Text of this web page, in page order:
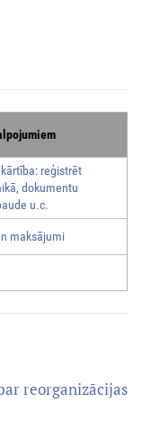
reģistrēt
dokumentu
u.c.
maksājumi
reorganizācijas